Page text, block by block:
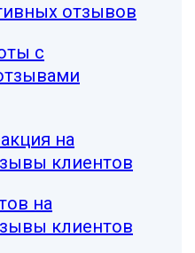
отзывов
с
на
клиентов
на
клиентов